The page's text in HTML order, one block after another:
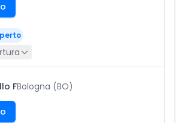
FBologna (BO)